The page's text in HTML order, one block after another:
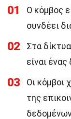
01
Ο κόμβος
συνδέει
02
Στα
είναι
03
Οι κόμβοι
της